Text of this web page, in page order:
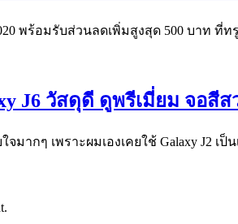
พร้อมรับส่วนลดเพิ่มสูงสุด 500 บาท ที่ท
J6 วัสดุดี ดูพรีเมี่ยม จอสี
มากๆ เพราะผมเองเคยใช้ Galaxy J2